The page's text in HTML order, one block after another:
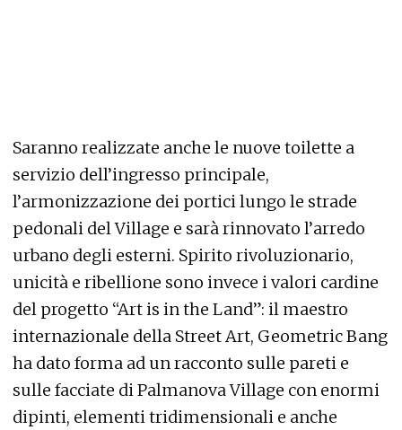
Saranno realizzate anche le nuove toilette a
servizio dell’ingresso principale,
l’armonizzazione dei portici lungo le strade
pedonali del Village e sarà rinnovato l’arredo
urbano degli esterni. Spirito rivoluzionario,
unicità e ribellione sono invece i valori cardine
del progetto “Art is in the Land”: il maestro
internazionale della Street Art, Geometric Bang
ha dato forma ad un racconto sulle pareti e
sulle facciate di Palmanova Village con enormi
dipinti, elementi tridimensionali e anche